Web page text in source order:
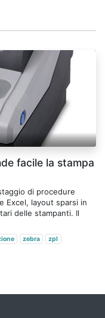
facile la stampa
di procedure
Excel, layout sparsi in
delle stampanti. Il
zebra zpl